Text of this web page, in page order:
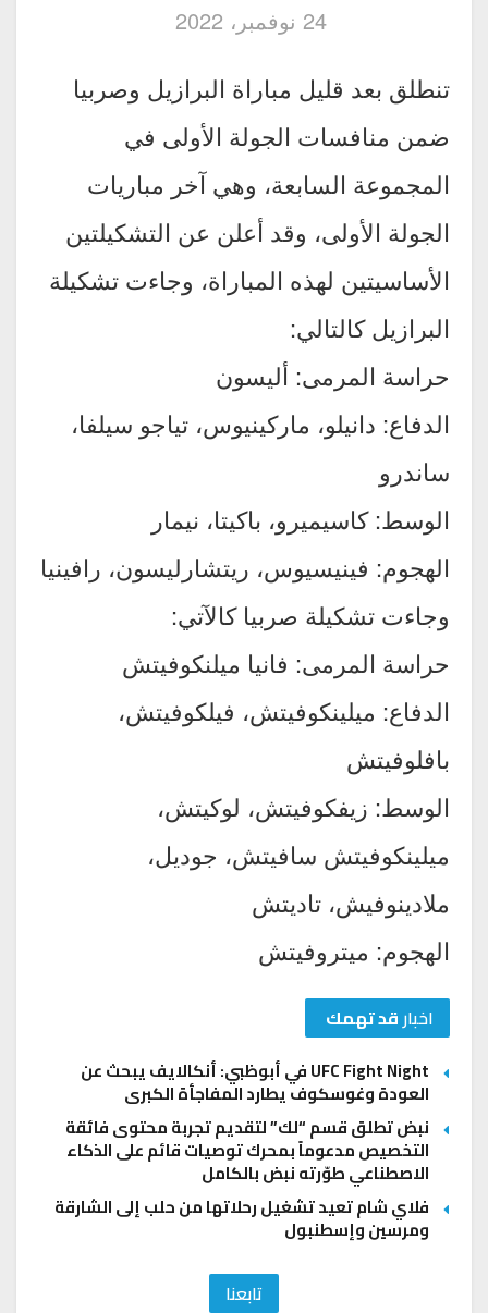
24 نوفمبر، 2022
تنطلق بعد قليل مباراة البرازيل وصربيا
ضمن منافسات الجولة الأولى في
المجموعة السابعة، وهي آخر مباريات
الجولة الأولى، وقد أعلن عن التشكيلتين
الأساسيتين لهذه المباراة، وجاءت تشكيلة
البرازيل كالتالي:
حراسة المرمى: أليسون
الدفاع: دانيلو، ماركينيوس، تياجو سيلفا،
ساندرو
الوسط: كاسيميرو، باكيتا، نيمار
الهجوم: فينيسيوس، ريتشارليسون، رافينيا
وجاءت تشكيلة صربيا كالآتي:
حراسة المرمى: فانيا ميلنكوفيتش
الدفاع: ميلينكوفيتش، فيلكوفيتش،
بافلوفيتش
الوسط: زيفكوفيتش، لوكيتش،
ميلينكوفيتش سافيتش، جوديل،
ملادينوفيش، تاديتش
الهجوم: ميتروفيتش
اخبارقد تهمك
UFC Fight Night في أبوظبي: أنكالايف يبحث عن
العودة وغوسكوف يطارد المفاجأة الكبرى
نبض تطلق قسم “لك” لتقديم تجربة محتوى فائقة
التخصيص مدعوماً بمحرك توصيات قائم على الذكاء
الاصطناعي طوّرته نبض بالكامل
فلاي شام تعيد تشغيل رحلاتها من حلب إلى الشارقة
ومرسين وإسطنبول
تابعنا